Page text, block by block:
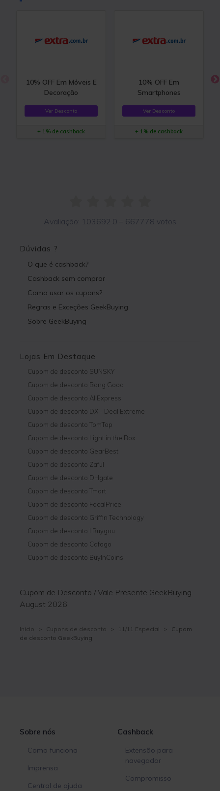
10% OFF Em Móveis E
Decoração
Ver Desconto
+ 1% de cashback
10% OFF Em
Smartphones
Ver Desconto
+ 1% de cashback
Avaliação: 103692.0 – 667778 votos
Dúvidas ?
O que é cashback?
Cashback sem comprar
Como usar os cupons?
Regras e Exceções GeekBuying
Sobre GeekBuying
Lojas Em Destaque
Cupom de desconto SUNSKY
Cupom de desconto Bang Good
Cupom de desconto AliExpress
Cupom de desconto DX - Deal Extreme
Cupom de desconto TomTop
Cupom de desconto Light in the Box
Cupom de desconto GearBest
Cupom de desconto Zaful
Cupom de desconto DHgate
Cupom de desconto Tmart
Cupom de desconto FocalPrice
Cupom de desconto Griffin Technology
Cupom de desconto I Buygou
Cupom de desconto Cafago
Cupom de desconto BuyInCoins
Cupom de Desconto / Vale Presente GeekBuying
August 2026
Início > Cupons de desconto > 11/11 Especial >
Cupom
de desconto GeekBuying
Sobre nós
Como funciona
Imprensa
Central de ajuda
Cashback
Extensão para
navegador
Compromisso